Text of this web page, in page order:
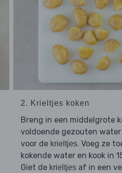
2. Krieltjes koken
Breng in een middelgrote
voldoende gezouten water
voor de krieltjes. Voeg ze
kokende water en kook in
Giet de krieltjesaf in een